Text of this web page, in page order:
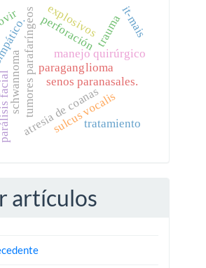
schwannoma paraganglioma
tumores parafaríngeos
atresia de coanas
manejo quirúrgico
senos paranasales.
perforacióntrauma
explosivos
sulcus vocalis
facial tratamiento
it-mais
artículos